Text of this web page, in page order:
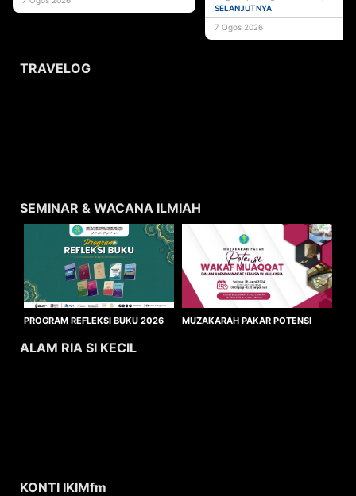
pentadbiran agama Islam serta
SELANJUTNYA
7 Ogos 2026
TRAVELOG
SEMINAR & WACANA ILMIAH
PROGRAM REFLEKSI BUKU 2026
MUZAKARAH PAKAR POTENSI
ALAM RIA SI KECIL
KONTI IKIMfm